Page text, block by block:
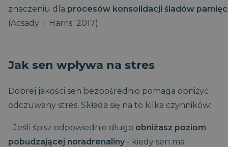
znaczeniu dla procesów konsolidacji śladów
(Acsady i Harris 2017)
Jak sen wpływa na stres
Dobrej jakości sen bezpośrednio pomaga obniżyć
odczuwany stres. Składa się na to kilka czynników:
- Jeśli śpisz odpowiednio długo obniżasz poziom
pobudzającej noradrenaliny - kiedy sen ma